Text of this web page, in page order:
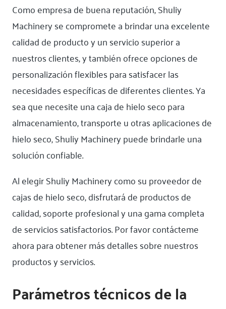
Como empresa de buena reputación, Shuliy
Machinery se compromete a brindar una excelente
calidad de producto y un servicio superior a
nuestros clientes, y también ofrece opciones de
personalización flexibles para satisfacer las
necesidades específicas de diferentes clientes. Ya
sea que necesite una caja de hielo seco para
almacenamiento, transporte u otras aplicaciones de
hielo seco, Shuliy Machinery puede brindarle una
solución confiable.
Al elegir Shuliy Machinery como su proveedor de
cajas de hielo seco, disfrutará de productos de
calidad, soporte profesional y una gama completa
de servicios satisfactorios. Por favor contácteme
ahora para obtener más detalles sobre nuestros
productos y servicios.
Parámetros técnicos de la